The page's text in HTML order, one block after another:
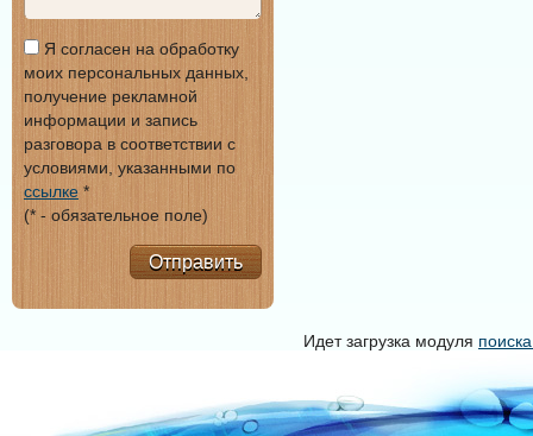
Я согласен на обработку
моих персональных данных,
получение рекламной
информации и запись
разговора в соответствии с
условиями, указанными по
ссылке *
(* - обязательное поле)
Отправить
Идет загрузка модуля